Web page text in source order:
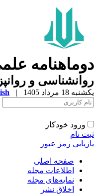
و
18 مرداد 1405 |
ورود خودکار
نام
رمز عبور
صفحه اصلی
اطلاعات مجله
نمایه‌های مجله
اخلاق نشر